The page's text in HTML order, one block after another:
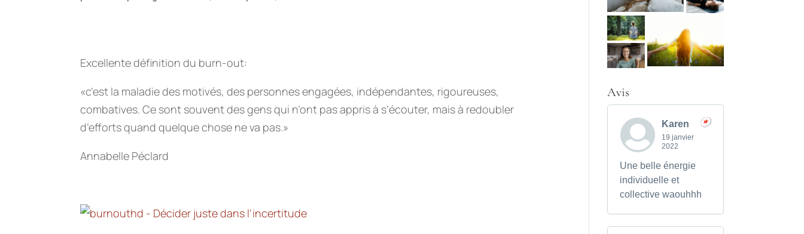
Excellente définition du burn-out:
«c’est la maladie des motivés, des personnes engagées, indépendantes, rigoureuses,
combatives. Ce sont souvent des gens qui n’ont pas appris à s’écouter, mais à redoubler
d’efforts quand quelque chose ne va pas.»
Annabelle Péclard
Avis
Karen
19 janvier
2022
Une belle énergie
individuelle et
collective waouhhh